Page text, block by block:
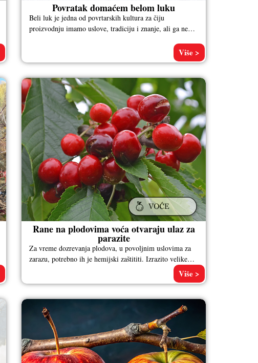
Povratak domaćem belom luku
Beli luk je jedna od povrtarskih kultura za čiju
proizvodnju imamo uslove, tradiciju i znanje, ali ga ne
Više >
Rane na plodovima voća otvaraju ulaz za
parazite
Za vreme dozrevanja plodova, u povoljnim uslovima za
zarazu, potrebno ih je hemijski zaštititi. Izrazito velike
Više >